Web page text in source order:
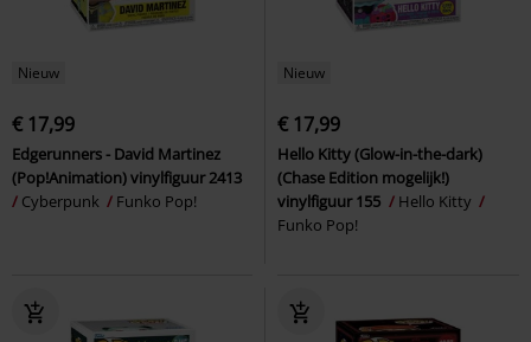
Nieuw
€ 17,99
Edgerunners - David Martinez
(Pop!Animation) vinylfiguur 2413
Cyberpunk
Funko Pop!
Nieuw
€ 17,99
Hello Kitty (Glow-in-the-dark)
(Chase Edition mogelijk!)
vinylfiguur 155
Hello Kitty
Funko Pop!